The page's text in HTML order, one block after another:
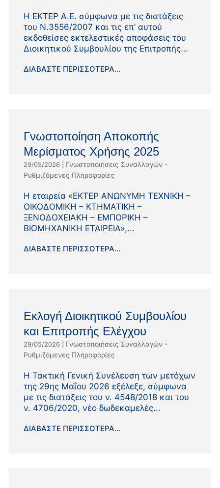
Η ΕΚΤΕΡ Α.Ε. σύμφωνα με τις διατάξεις
του Ν.3556/2007 και τις επ’ αυτού
εκδοθείσες εκτελεστικές αποφάσεις του
Διοικητικού Συμβουλίου της Επιτροπής...
ΔΙΑΒΆΣΤΕ ΠΕΡΙΣΣΌΤΕΡΑ...
Γνωστοποίηση Αποκοπής
Μερίσματος Χρήσης 2025
29/05/2026| Γνωστοποιήσεις Συναλλαγών -
Ρυθμιζόμενες Πληροφορίες
Η εταιρεία «EΚΤΕΡ ΑΝΩΝΥΜΗ ΤΕΧΝΙΚΗ –
ΟΙΚΟΔΟΜΙΚΗ – ΚΤΗΜΑΤΙΚΗ –
ΞΕΝΟΔΟΧΕΙΑΚΗ – ΕΜΠΟΡΙΚΗ –
ΒΙΟΜΗΧΑΝΙΚΗ ΕΤΑΙΡΕΙΑ»,...
ΔΙΑΒΆΣΤΕ ΠΕΡΙΣΣΌΤΕΡΑ...
Εκλογή Διοικητικού Συμβουλίου
και Επιτροπής Ελέγχου
29/05/2026| Γνωστοποιήσεις Συναλλαγών -
Ρυθμιζόμενες Πληροφορίες
Η Τακτική Γενική Συνέλευση των μετόχων
της 29ης Μαΐου 2026 εξέλεξε, σύμφωνα
με τις διατάξεις του ν. 4548/2018 και του
ν. 4706/2020, νέο δωδεκαμελές...
ΔΙΑΒΆΣΤΕ ΠΕΡΙΣΣΌΤΕΡΑ...